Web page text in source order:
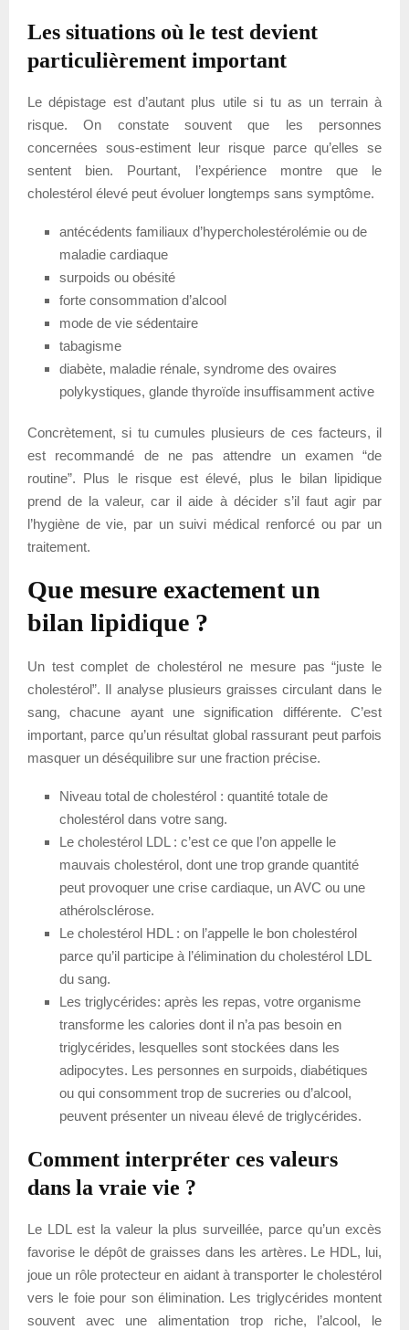
Les situations où le test devient
particulièrement important
Le dépistage est d’autant plus utile si tu as un terrain à
risque. On constate souvent que les personnes
concernées sous-estiment leur risque parce qu’elles se
sentent bien. Pourtant, l’expérience montre que le
cholestérol élevé peut évoluer longtemps sans symptôme.
antécédents familiaux d’hypercholestérolémie ou de
maladie cardiaque
surpoids ou obésité
forte consommation d’alcool
mode de vie sédentaire
tabagisme
diabète, maladie rénale, syndrome des ovaires
polykystiques, glande thyroïde insuffisamment active
Concrètement, si tu cumules plusieurs de ces facteurs, il
est recommandé de ne pas attendre un examen “de
routine”. Plus le risque est élevé, plus le bilan lipidique
prend de la valeur, car il aide à décider s’il faut agir par
l’hygiène de vie, par un suivi médical renforcé ou par un
traitement.
Que mesure exactement un
bilan lipidique ?
Un test complet de cholestérol ne mesure pas “juste le
cholestérol”. Il analyse plusieurs graisses circulant dans le
sang, chacune ayant une signification différente. C’est
important, parce qu’un résultat global rassurant peut parfois
masquer un déséquilibre sur une fraction précise.
Niveau total de cholestérol : quantité totale de
cholestérol dans votre sang.
Le cholestérol LDL : c’est ce que l’on appelle le
mauvais cholestérol, dont une trop grande quantité
peut provoquer une crise cardiaque, un AVC ou une
athérolsclérose.
Le cholestérol HDL : on l’appelle le bon cholestérol
parce qu’il participe à l’élimination du cholestérol LDL
du sang.
Les triglycérides: après les repas, votre organisme
transforme les calories dont il n’a pas besoin en
triglycérides, lesquelles sont stockées dans les
adipocytes. Les personnes en surpoids, diabétiques
ou qui consomment trop de sucreries ou d’alcool,
peuvent présenter un niveau élevé de triglycérides.
Comment interpréter ces valeurs
dans la vraie vie ?
Le LDL est la valeur la plus surveillée, parce qu’un excès
favorise le dépôt de graisses dans les artères. Le HDL, lui,
joue un rôle protecteur en aidant à transporter le cholestérol
vers le foie pour son élimination. Les triglycérides montent
souvent avec une alimentation trop riche, l’alcool, le